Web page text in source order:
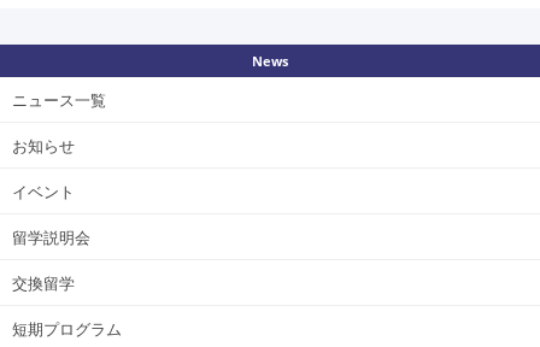
News
ニュース一覧
お知らせ
イベント
留学説明会
交換留学
短期プログラム